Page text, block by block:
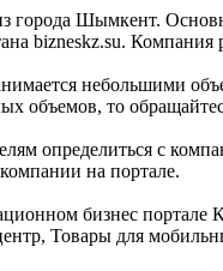
города Шымкент.
bizneskz.su.
небольшими
объемов, то
определиться с
на портале.
бизнес портале
Товары для